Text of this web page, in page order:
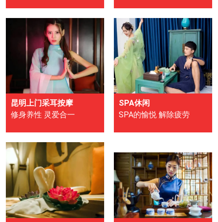
昆明上门采耳按摩
修身养性 灵爱合一
SPA休闲
SPA的愉悦 解除疲劳